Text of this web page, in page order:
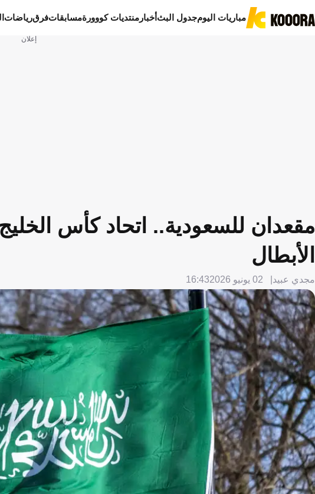
مباريات اليومجدول البثأخبار منتديات كووورةمسابقاتفرقرياضات
إعلان
مقعدان للسعودية.. اتحاد كأس
الأبطال
مجدي عبيد 02 يونيو 2026 16:43